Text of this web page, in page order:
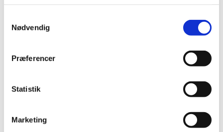
Nødvendig
Præferencer
Statistik
Marketing
Forsyningsvanskeligheder for Isovorin
Der er i øjeblikket problemer med forsyningen af Isovorin
7,5 mg tabletter fra Paranova Danmark A/S.
Forsyningsvanskeligheder for Metvix
Der er i øjeblikket problemer med forsyningen af Metvix
160 mg/g creme fra Galderma Nordic AB.